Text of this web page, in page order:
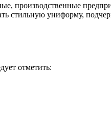
производственные
стильную униформу,
отметить: